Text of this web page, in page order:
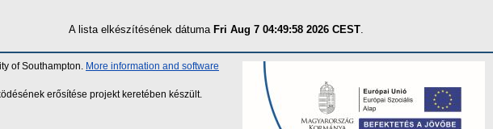
A lista elkészítésének dátuma Fri Aug 7 04:49:58 2026 CEST
of Southampton.
More information and software
erősítése projekt keretében készült.